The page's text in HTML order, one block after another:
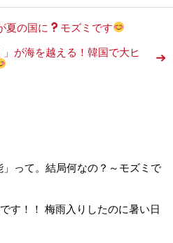
夏の国に モズミです
が海を越える！韓国で大ヒ
って。結局何なの？～モズミで
です！！ 梅雨入りしたのに暑い日